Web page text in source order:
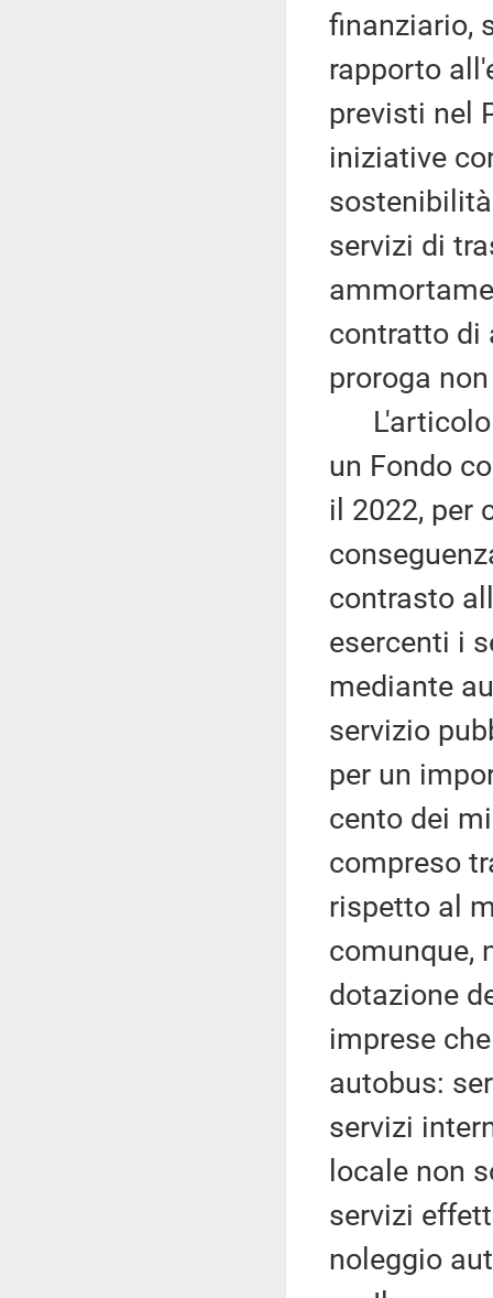
finanziario,
rapporto
previsti nel
iniziative
servizi di
contratto di
proroga
L'articolo
un Fondo
il 2022, per
contrasto
esercenti i
mediante
servizio
per un
cento dei
compreso
rispetto al
comunque,
dotazione
imprese
autobus:
servizi
locale non
servizi
noleggio